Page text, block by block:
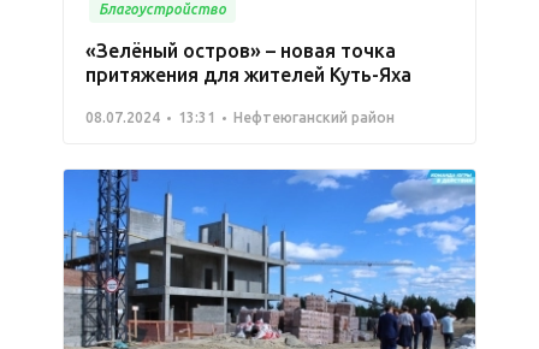
Благоустройство
«Зелёный остров» – новая точка
притяжения для жителей Куть-Яха
08.07.2024 13:31 Нефтеюганский район